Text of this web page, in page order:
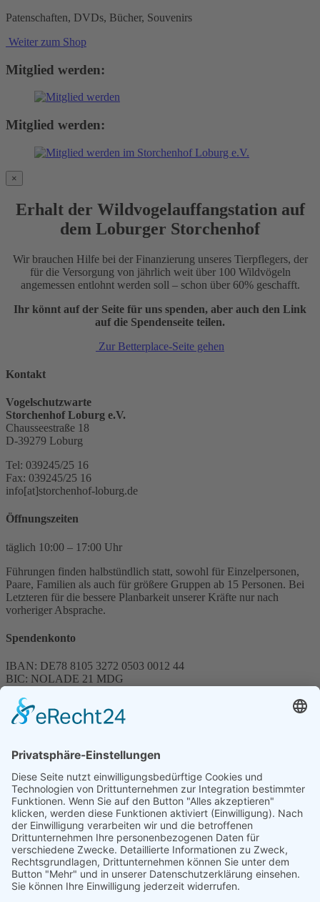
Patenschaften, DVDs, Bücher, Souvenirs
Weiter zum Shop
Mitglied werden:
Mitglied werden:
×
Erhalt der Wildvogelauffangstation auf
dem Loburger Storchenhof
Wir brauchen Hilfe bei der Finanzierung unseres Tierpflegers, der
für die Versorgung von jährlich weit über 100 Wildvögeln
angemessen entlohnt werden soll – schon über 60% geschafft.
Ihr könnt auf der Seite für uns spenden, aber auch den Link
auf die Spendenseite teilen.
Zur Betterplace-Seite gehen
Kontakt
Vogelschutzwarte
Storchenhof Loburg e.V.
Chausseestraße 18
D-39279 Loburg
Tel: 039245/25 16
Fax: 039245/25 16
info[at]storchenhof-loburg.de
Öffnungszeiten
täglich 10:00 – 17:00 Uhr
Führungen finden halbstündlich statt, sowohl für Einzelpersonen,
Paare, Familien als auch für größere Gruppen ab 15 Personen. Bei
Letzteren für die bessere Planbarkeit unserer Kräfte nur nach
vorheriger Absprache.
Spendenkonto
IBAN: DE78 8105 3272 0503 0012 44
BIC: NOLADE 21 MDG
Spenden können steuerlich abgesetzt werden
Förderung
© 1987 – 2025
Storchenhof Loburg e.V.
Alle Rechte vorbehalten.
Cookie-Einstellungen
Navigation überspringen